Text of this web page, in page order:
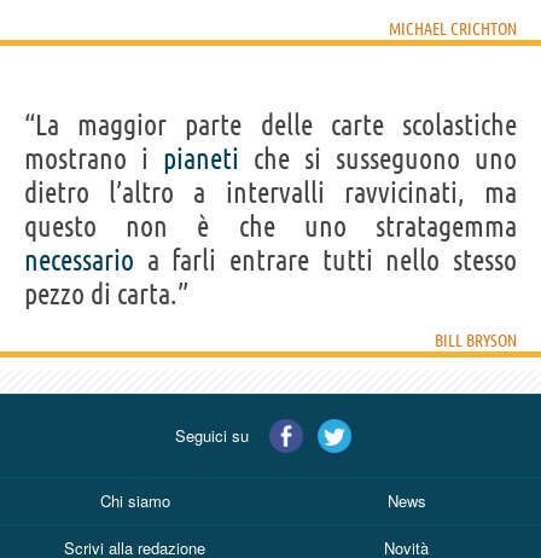
MICHAEL CRICHTON
“La maggior parte delle carte scolastiche
mostrano i pianeti che si susseguono uno
dietro l’altro a intervalli ravvicinati, ma
questo non è che uno stratagemma
necessario a farli entrare tutti nello stesso
pezzo di carta.”
BILL BRYSON
Seguici su
Chi siamo News
Scrivi alla redazione Novità